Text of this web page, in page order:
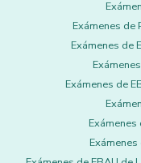
Exámenes de
Exámenes de
Exámenes de